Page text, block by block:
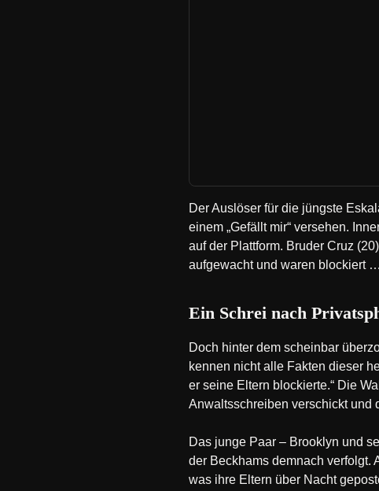
Der Auslöser für die jüngste
einem „Gefällt mir“ versehen.
auf der Plattform. Bruder Cruz
aufgewacht und waren blockiert
Ein Schrei nach
Doch hinter dem scheinbar
kennen nicht alle Fakten dieser
er seine Eltern blockierte.“ Die
Anwaltsschreiben verschickt und
Das junge Paar – Brooklyn und
der Beckhams demnach verfolgt.
was ihre Eltern über Nacht